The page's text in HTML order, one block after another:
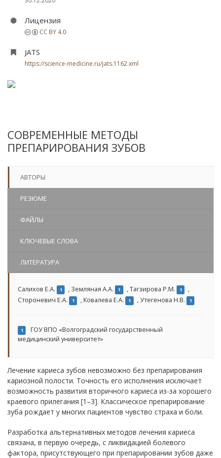
Лицензия
CC BY 4.0
JATS
https://science-medicine.ru/jats.1162.xml
СОВРЕМЕННЫЕ МЕТОДЫ
ПРЕПАРИРОВАНИЯ ЗУБОВ
АВТОРЫ
РЕЗЮМЕ
ФАЙЛЫ
КЛЮЧЕВЫЕ СЛОВА
ЛИТЕРАТУРА
Салихов Е.А. 1 , Земляная А.А. 1 ,Тагзирова Р.М. 1
,
Стороневич Е.А.
1 ,Ковалева Е.А. 1 ,Утегенова Н.В. 1
1
ГОУ ВПО «Волгоградский государственный
медицинский университет»
Лечение кариеса зубов невозможно без препарирования
кариозной полости. Точность его исполнения исключает
возможность развития вторичного кариеса из-за хорошего
краевого прилегания [1–3]. Классическое препарирование
зуба рождает у многих пациентов чувство страха и боли.
Разработка альтернативных методов лечения кариеса
связана, в первую очередь, с ликвидацией болевого
фактора, присутствующего при препарировании зубов даже